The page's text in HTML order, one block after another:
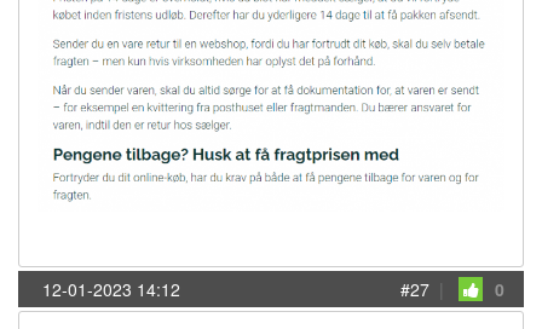
12-01-2023 14:12 #27 | 0